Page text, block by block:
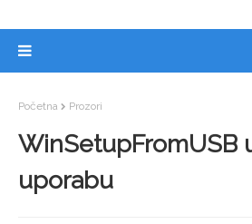
Početna Prozori
WinSetupFromUSB
uporabu